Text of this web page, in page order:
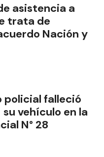
asistencia a
trata de
Nación y
policial falleció
vehículo en la
N° 28